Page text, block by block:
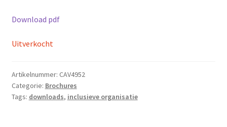
Download pdf
Uitverkocht
Artikelnummer: CAV4952
Categorie: Brochures
Tags: downloads, inclusieve organisatie